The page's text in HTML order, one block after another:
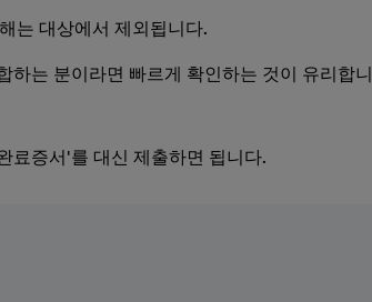
는 대상에서 제외됩니다.
하는 분이라면 빠르게 확인하는 것이 유리합니
료증서'를 대신 제출하면 됩니다.